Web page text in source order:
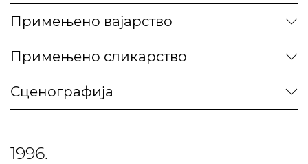
Примењено вајарство
Примењено сликарство
Сценографија
1996.